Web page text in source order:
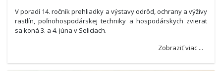
V poradí 14. ročník prehliadky a výstavy odrôd, ochrany a výživy
rastlín, poľnohospodárskej techniky a hospodárskych zvierat
sa koná 3. a 4. júna v Seliciach.
Zobraziť viac ...